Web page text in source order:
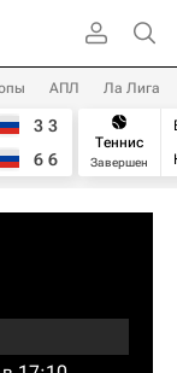
АПЛ Ла Лига
3 3
6 6
Теннис
Завершен